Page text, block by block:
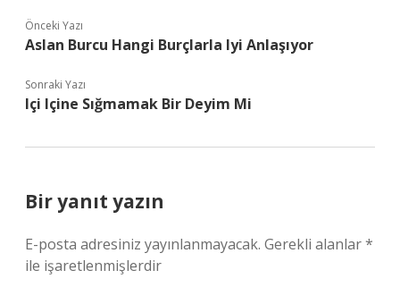
Önceki Yazı
Aslan Burcu Hangi Burçlarla Iyi Anlaşıyor
Sonraki Yazı
Içi Içine Sığmamak Bir Deyim Mi
Bir yanıt yazın
E-posta adresiniz yayınlanmayacak. Gerekli alanlar*
ile işaretlenmişlerdir